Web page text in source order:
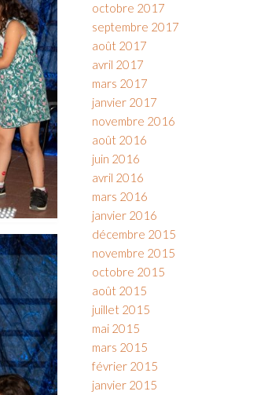
octobre 2017
septembre 2017
août 2017
avril 2017
mars 2017
janvier 2017
novembre 2016
août 2016
juin 2016
avril 2016
mars 2016
janvier 2016
décembre 2015
novembre 2015
octobre 2015
août 2015
juillet 2015
mai 2015
mars 2015
février 2015
janvier 2015